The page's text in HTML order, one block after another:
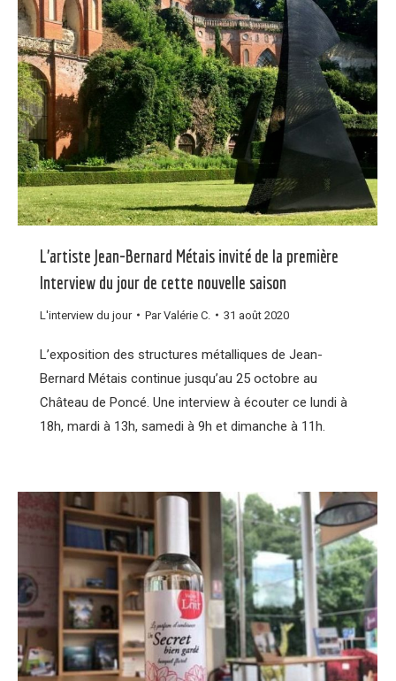
L’artiste Jean-Bernard Métais invité de la première
Interview du jour de cette nouvelle saison
L'interview du jour ParValérie C. 31 août 2020
L’exposition des structures métalliques de Jean-
Bernard Métais continue jusqu’au 25 octobre au
Château de Poncé. Une interview à écouter ce lundi à
18h, mardi à 13h, samedi à 9h et dimanche à 11h.